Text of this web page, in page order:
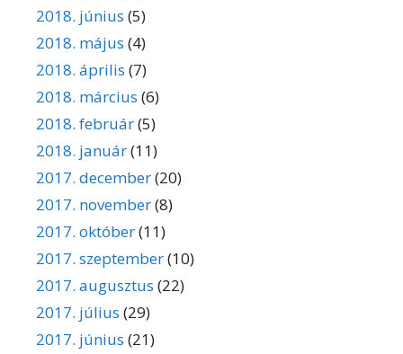
2018. június (5)
2018. május (4)
2018. április (7)
2018. március (6)
2018. február(5)
2018. január(11)
2017. december(20)
2017. november(8)
2017. október(11)
2017. szeptember(10)
2017. augusztus (22)
2017. július (29)
2017. június (21)